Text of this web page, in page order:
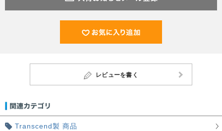
レビューを書く
Transcend製 商品